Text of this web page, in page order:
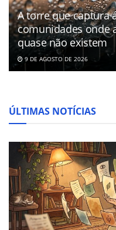
A torre que captura
comunidades onde
quase não existem
9 DE AGOSTO DE 2026
ÚLTIMAS NOTÍCIAS